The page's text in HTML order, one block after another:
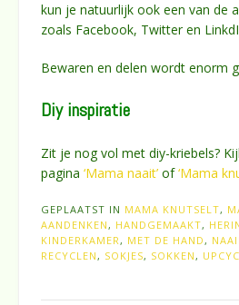
kun je natuurlijk ook een van de
zoals Facebook, Twitter en
Bewaren en delen wordt enorm
Diy inspiratie
Zit je nog vol met diy-kriebels?
pagina ‘Mama naait’ of‘Mama
GEPLAATST IN MAMA KNUTSELT,
AANDENKEN, HANDGEMAAKT,
KINDERKAMER, MET DE HAND,
RECYCLEN, SOKJES, SOKKEN,